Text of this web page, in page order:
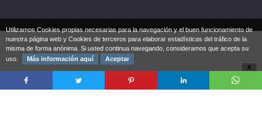
Utilizamos Cookies propias necesarias para la navegación y el buen funcionamiento de
nuestra página web y Cookies de terceros para elaborar estadísticas del tráfico de la
misma de forma anónima. Si usted continua navegando, consideramos que acepta su
uso.
Más información aquí Aceptar
X